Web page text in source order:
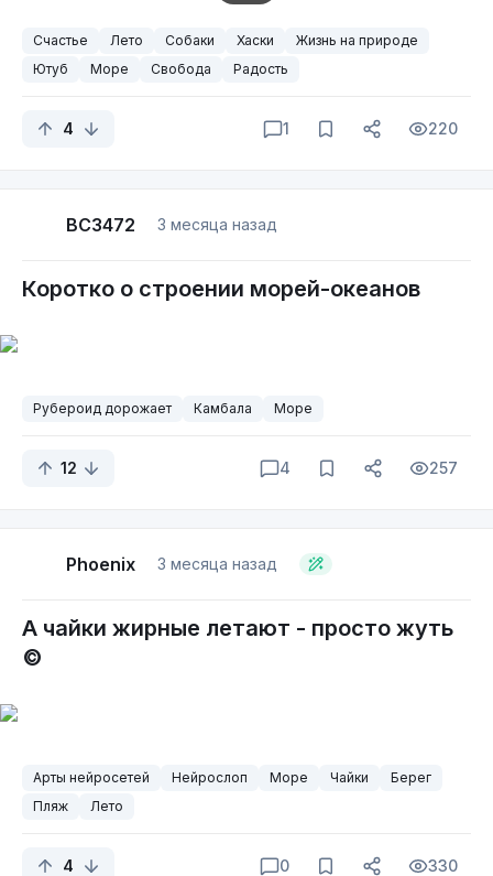
Счастье Лето Собаки Хаски
Жизнь на природе
Ютуб
Море Свобода Радость
4 1 220
BC3472 3 месяца назад
Коротко о строении морей-океанов
Рубероид дорожает Камбала Море
12 4 257
Phoenix 3 месяца назад
А чайки жирные летают - просто жуть
©
Арты нейросетей Нейрослоп Море Чайки
Берег
Пляж
Лето
4 0 330